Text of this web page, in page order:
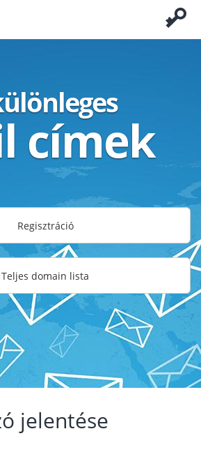
címek
Regisztráció
Teljes domain lista
jelentése